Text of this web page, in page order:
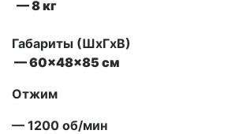
— 8 кг
Габариты (ШxГxВ)
— 60x48x85 см
Отжим
— 1200 об/мин